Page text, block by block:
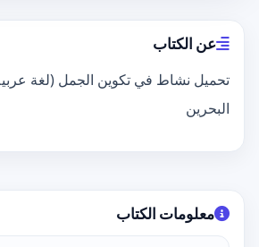
عن الكتاب
البحرين
معلومات الكتاب